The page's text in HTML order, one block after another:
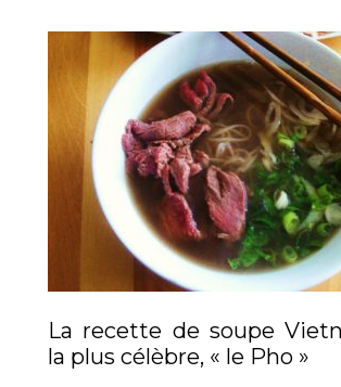
La recette de soupe
la plus célèbre, « le Pho »